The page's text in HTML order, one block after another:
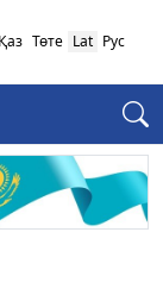
Қаз Төте Lat Рус